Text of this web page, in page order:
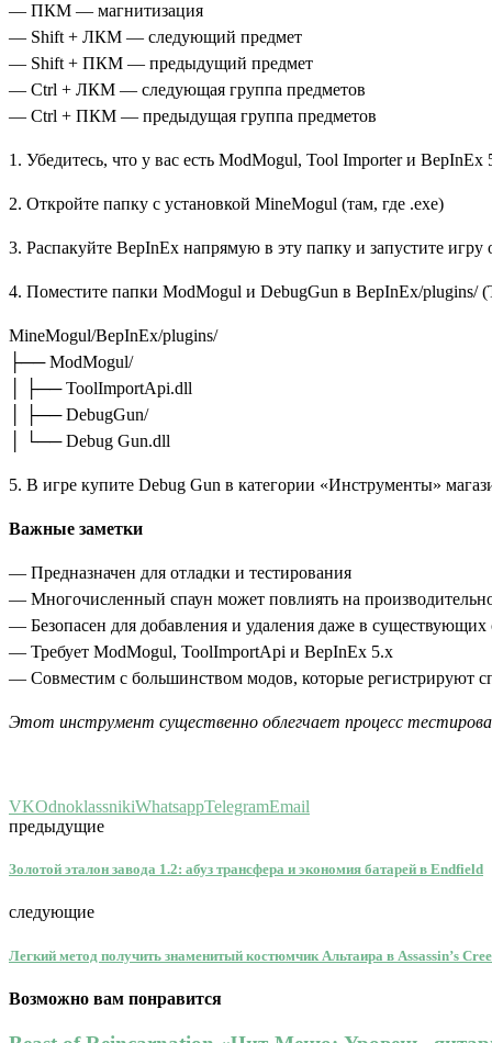
— ПКМ — магнитизация
— Shift + ЛКМ — следующий предмет
— Shift + ПКМ — предыдущий предмет
— Ctrl + ЛКМ — следующая группа предметов
— Ctrl + ПКМ — предыдущая группа предметов
1. Убедитесь, что у вас есть ModMogul, Tool Importer и BepInEx
2. Откройте папку с установкой MineMogul (там, где .exe)
3. Распакуйте BepInEx напрямую в эту папку и запустите
4. Поместите папки ModMogul и DebugGun в BepInEx/plugins/
MineMogul/BepInEx/plugins/
├── ModMogul/
│ ├── ToolImportApi.dll
│ ├── DebugGun/
│ └── Debug Gun.dll
5. В игре купите Debug Gun в категории «Инструменты»
Важные заметки
— Предназначен для отладки и тестирования
— Многочисленный спаун может повлиять на
— Безопасен для добавления и удаления даже в существующих
— Требует ModMogul, ToolImportApi и BepInEx 5.x
— Совместим с большинством модов, которые регистрируют
Этот инструмент существенно облегчает процесс
VKOdnoklassnikiWhatsappTelegramEmail
предыдущие
Золотой эталон завода 1.2: абуз трансфера и экономия батарей в Endfield
следующие
Легкий метод получить знаменитый костюмчик Альтаира в Assassin’s
Возможно вам понравится